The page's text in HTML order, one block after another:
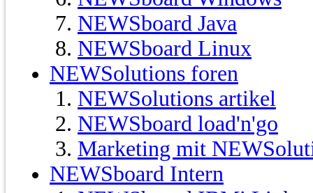
NEWSboard Java
NEWSboard Linux
NEWSolutions foren
NEWSolutions artikel
NEWSboard load'n'go
Marketing mit
NEWSboard Intern